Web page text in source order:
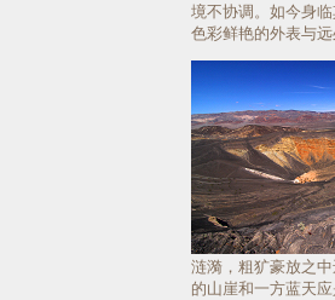
境不协调。如今身
色彩鲜艳的外表与
涟漪，粗犷豪放之
的山崖和一方蓝天